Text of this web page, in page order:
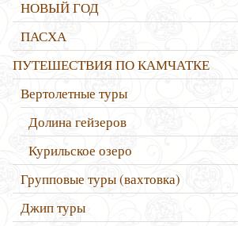
НОВЫЙ ГОД
ПАСХА
ПУТЕШЕСТВИЯ ПО КАМЧАТКЕ
Вертолетные туры
Долина гейзеров
Курильское озеро
Групповые туры (вахтовка)
Джип туры